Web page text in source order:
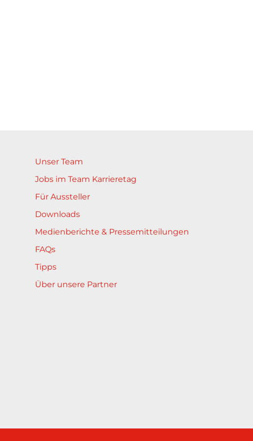
Unser Team
Jobs im Team Karrieretag
Für Aussteller
Downloads
Medienberichte & Pressemitteilungen
FAQs
Tipps
Über unsere Partner